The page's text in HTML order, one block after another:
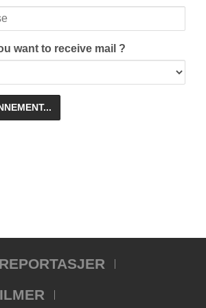
want to receive mail ?
REPORTASJER